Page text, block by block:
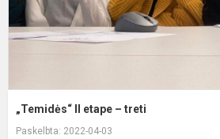
„Temidės“ II etape – treti
Paskelbta: 2022-04-03